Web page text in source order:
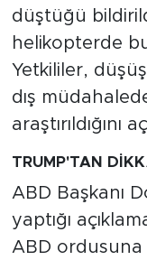
düştüğü
helikopterde
Yetkililer,
dış
araştırıldığını
TRUMP'TAN
ABD Başkanı
yaptığı
ABD